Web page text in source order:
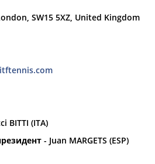
АКТИВНОСТИ
Выберите другой
SW15 5XZ, United Kingdom
BITTI (ITA)
- Juan MARGETS (ESP)